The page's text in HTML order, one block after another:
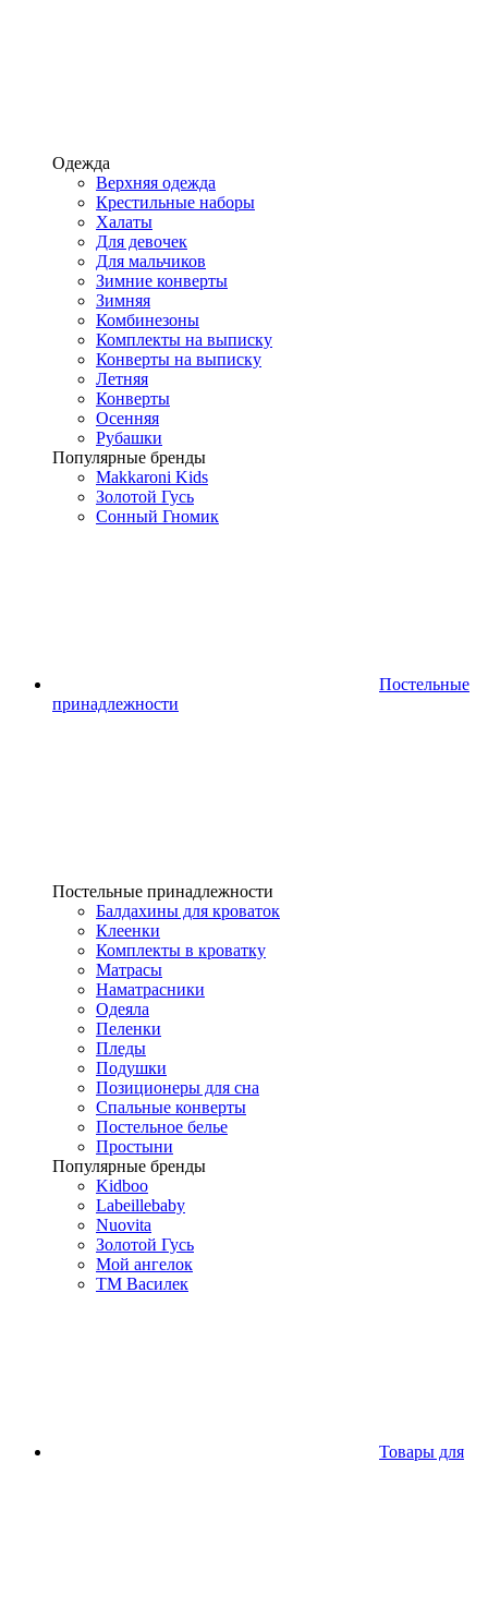
Одежда
Верхняя одежда
Крестильные наборы
Халаты
Для девочек
Для мальчиков
Зимние конверты
Зимняя
Комбинезоны
Комплекты на выписку
Конверты на выписку
Летняя
Конверты
Осенняя
Рубашки
Популярные бренды
Makkaroni Kids
Золотой Гусь
Сонный Гномик
Постельные
принадлежности
Постельные принадлежности
Балдахины для кроваток
Клеенки
Комплекты в кроватку
Матрасы
Наматрасники
Одеяла
Пеленки
Пледы
Подушки
Позиционеры для сна
Спальные конверты
Постельное белье
Простыни
Популярные бренды
Kidboo
Labeillebaby
Nuovita
Золотой Гусь
Мой ангелок
ТМ Василек
Товары для